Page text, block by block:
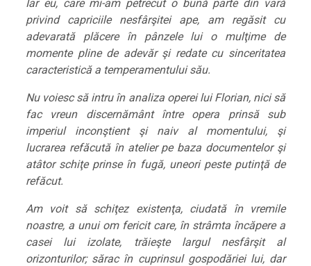
Iar eu, care mi-am petrecut o bună parte din vară
privind capriciile nesfârşitei ape, am regăsit cu
adevarată plăcere în pânzele lui o mulţime de
momente pline de adevăr şi redate cu sinceritatea
caracteristică a temperamentului său.
Nu voiesc să intru în analiza operei lui Florian, nici să
fac vreun discernământ între opera prinsă sub
imperiul inconştient şi naiv al momentului, şi
lucrarea refăcută în atelier pe baza documentelor şi
atâtor schiţe prinse în fugă, uneori peste putinţă de
refăcut.
Am voit să schiţez existenţa, ciudată în vremile
noastre, a unui om fericit care, în strâmta încăpere a
casei lui izolate, trăieşte largul nesfârşit al
orizonturilor; sărac în cuprinsul gospodăriei lui, dar